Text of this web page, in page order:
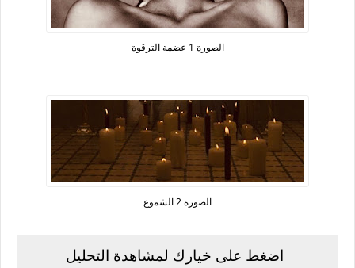
الصورة 1 عضمة الترقوة
الصورة 2 الشموع
اضغط على خيارك لمشاهدة التحليل